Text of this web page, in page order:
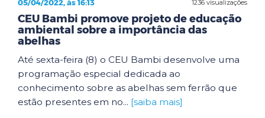
1236 visualizações
05/04/2022, às 16:13
CEU Bambi promove projeto de educação
ambiental sobre a importância das
abelhas
Até sexta-feira (8) o CEU Bambi desenvolve uma
programação especial dedicada ao
conhecimento sobre as abelhas sem ferrão que
estão presentes em no... [saiba mais]